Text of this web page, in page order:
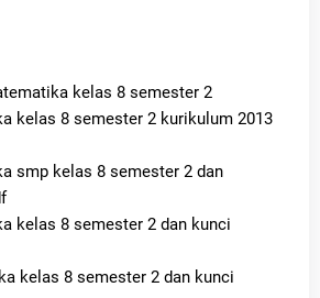
kelas 8 semester 2
kelas 8 semester 2 kurikulum 2013
smp kelas 8 semester 2 dan
kelas 8 semester 2 dan kunci
kelas 8 semester 2 dan kunci